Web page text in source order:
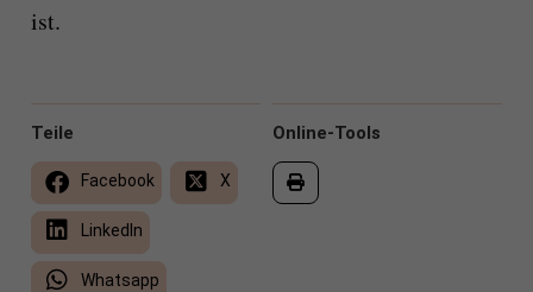
ist.
Online-Tools
Teile
Facebook X
LinkedIn
Whatsapp